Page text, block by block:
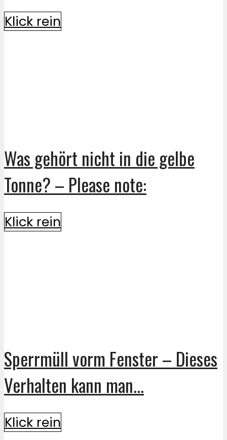
Klick rein
Was gehört nicht in die gelbe
Tonne? – Please note:
Klick rein
Sperrmüll vorm Fenster – Dieses
Verhalten kann man...
Klick rein